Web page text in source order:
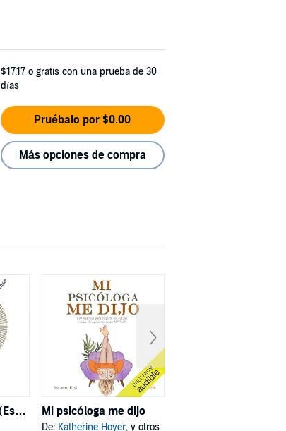
$17.17 o gratis con una prueba de 30
días
Pruébalo por $0.00
Más opciones de compra
Hábitos atómicos (Español neutro) Mi psicóloga me dijo
De: Katherine Hoyer, y otros